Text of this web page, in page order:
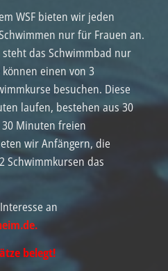
WSF bieten wir jeden
nur für Frauen an.
das Schwimmbad nur
einen von 3
besuchen. Diese
laufen, bestehen aus 30
Minuten freien
wir Anfängern, die
Schwimmkursen das
an
.
belegt!